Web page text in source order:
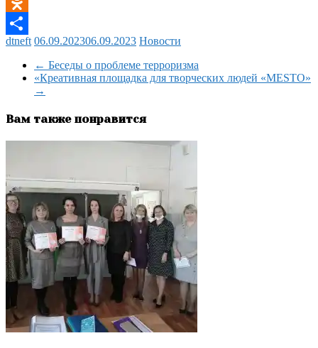
Odnoklassniki
Отправить
dtneft 06.09.202306.09.2023 Новости
← Беседы о проблеме терроризма
«Креативная площадка для творческих людей «MESTO»
→
Вам также понравится